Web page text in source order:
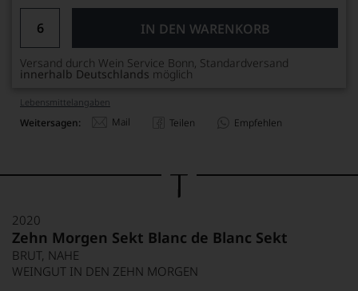
IN DEN WARENKORB
Versand durch Wein Service Bonn, Standardversand
innerhalb Deutschlands möglich
Lebensmittel­angaben
Weitersagen: Mail Teilen Empfehlen
2020
Zehn Morgen Sekt Blanc de Blanc Sekt
BRUT, NAHE
WEINGUT IN DEN ZEHN MORGEN